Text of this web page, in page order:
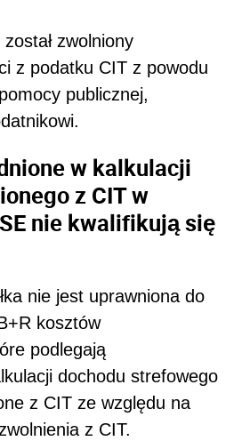
zwolniony
z podatku CIT z powodu
publicznej,
w kalkulacji
z CIT w
nie kwalifikują się
nie jest uprawniona do
kosztów
podlegają
dochodu strefowego
z CIT ze względu na
z CIT.